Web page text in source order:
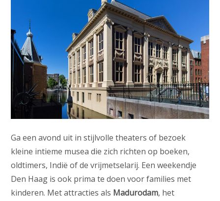
Ga een avond uit in stijlvolle theaters of bezoek
kleine intieme musea die zich richten op boeken,
oldtimers, Indië of de vrijmetselarij. Een weekendje
Den Haag is ook prima te doen voor families met
kinderen. Met attracties als Madurodam, het